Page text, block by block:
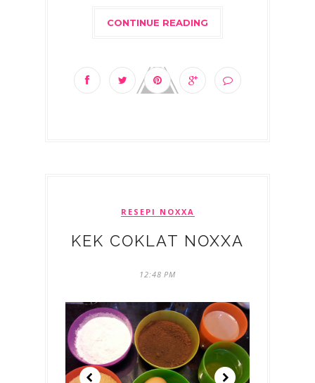
CONTINUE READING
RESEPI NOXXA
KEK COKLAT NOXXA
12:48 PM